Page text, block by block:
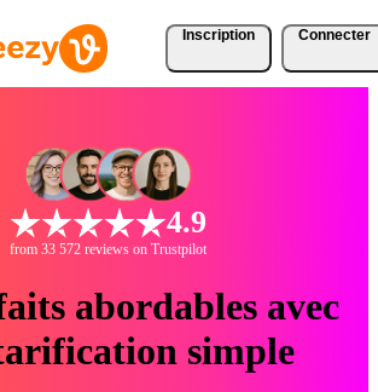
Inscription Connecter
4.9
from 33 572 reviews on Trustpilot
abordables avec
simple